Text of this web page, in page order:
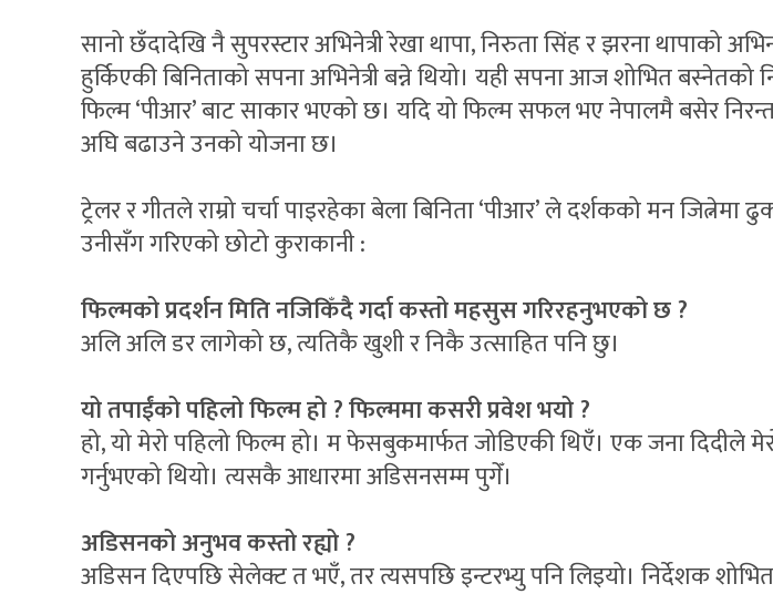
सानो छँदादेखि नै सुपरस्टार अभिनेत्री रेखा थापा, निरुता सिंह र झरना थापाको
हुर्किएकी बिनिताको सपना अभिनेत्री बन्ने थियो। यही सपना आज शोभित बस्नेतको
फिल्म ‘पीआर’ बाट साकार भएको छ। यदि यो फिल्म सफल भए नेपालमै बसेर
अघि बढाउने उनको योजना छ।
ट्रेलर र गीतले राम्रो चर्चा पाइरहेका बेला बिनिता ‘पीआर’ ले दर्शकको मन जित्नेमा
उनीसँग गरिएको छोटो कुराकानी :
फिल्मको प्रदर्शन मिति नजिकिँदै गर्दा कस्तो महसुस गरिरहनुभएको छ ?
अलि अलि डर लागेको छ, त्यतिकै खुशी र निकै उत्साहित पनि छु।
यो तपाईंको पहिलो फिल्म हो ? फिल्ममा कसरी प्रवेश भयो ?
हो, यो मेरो पहिलो फिल्म हो। म फेसबुकमार्फत जोडिएकी थिएँ। एक जना दिदीले
गर्नुभएको थियो। त्यसकै आधारमा अडिसनसम्म पुगेँ।
अडिसनको अनुभव कस्तो रह्यो ?
अडिसन दिएपछि सेलेक्ट त भएँ, तर त्यसपछि इन्टरभ्यु पनि लिइयो। निर्देशक